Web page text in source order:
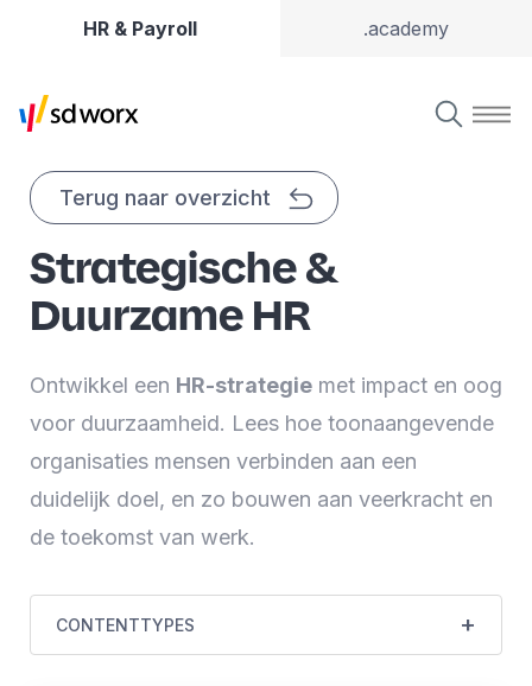
HR & Payroll .academy
Terug naar overzicht
Strategische &
Duurzame HR
Ontwikkel een HR-strategie met impact en oog
voor duurzaamheid. Lees hoe toonaangevende
organisaties mensen verbinden aan een
duidelijk doel, en zo bouwen aan veerkracht en
de toekomst van werk.
CONTENTTYPES